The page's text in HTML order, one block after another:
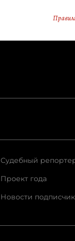
Судебный
Проект года
Новости